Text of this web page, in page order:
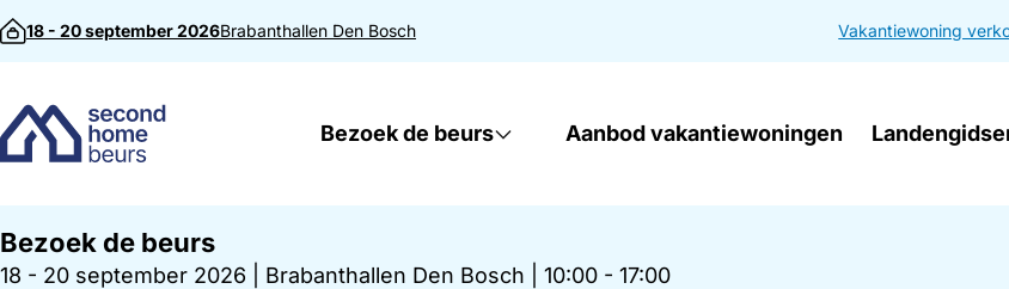
Direct naar inhoud
18 - 20 september 2026Brabanthallen Den Bosch Vakantiewoning
Bezoek de beurs Aanbod vakantiewoningen
Bezoek de beurs
18 - 20 september 2026 Brabanthallen Den Bosch 10:00 - 17:00